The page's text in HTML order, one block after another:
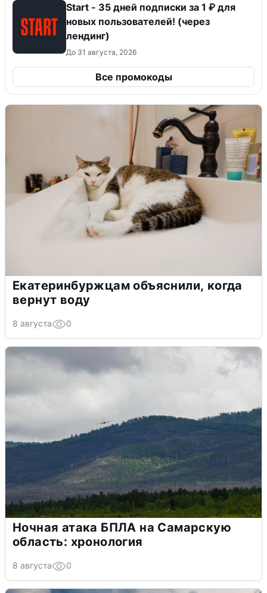
Start - 35 дней подписки за 1 ₽ для
новых пользователей! (через
лендинг)
До 31 августа, 2026
Все промокоды
Екатеринбуржцам объяснили, когда
вернут воду
8 августа 0
Ночная атака БПЛА на Самарскую
область: хронология
8 августа 0